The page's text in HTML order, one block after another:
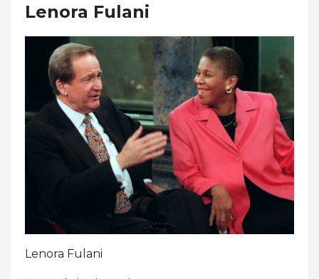
Lenora Fulani
Lenora Fulani